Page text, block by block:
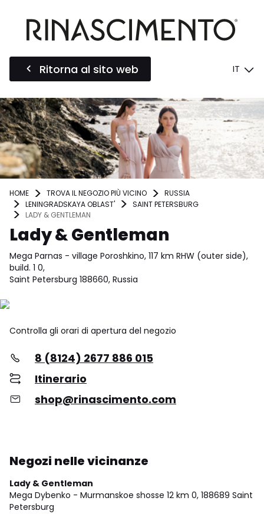
Ritorna al sito web IT
HOME TROVA IL NEGOZIO PIÙ VICINO
RUSSIA
LENINGRADSKAYA OBLAST'
SAINT PETERSBURG
LADY & GENTLEMAN
Lady & Gentleman
Mega Parnas - village Poroshkino, 117 km RHW (outer side),
build. 1 0,
Saint Petersburg 188660, Russia
Controlla gli orari di apertura del negozio
8 (8124) 2677 886 015
Itinerario
shop@rinascimento.com
Negozi nelle vicinanze
Lady & Gentleman
Mega Dybenko - Murmanskoe shosse 12 km 0, 188689 Saint
Petersburg